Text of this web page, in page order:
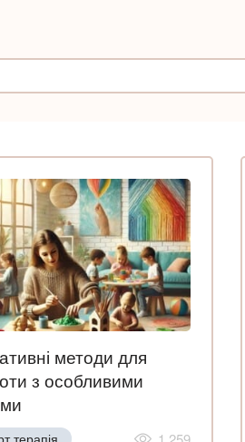
методи для
з особливими